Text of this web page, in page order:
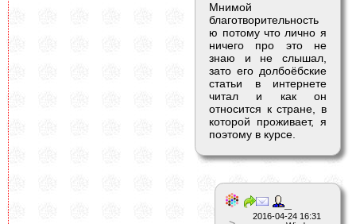
Мнимой
благотворительность
ю потому что лично я
ничего про это не
знаю и не слышал,
зато его долбоёбские
статьи в интернете
читал и как он
относится к стране, в
которой проживает, я
поэтому в курсе.
2016-04-24 16:31
_